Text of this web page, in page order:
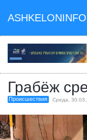
Грабёж
Происшествия Среда,